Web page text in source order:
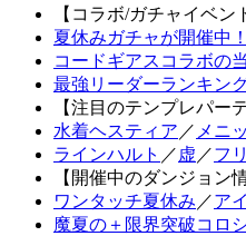
【コラボ/ガチャイベン
夏休みガチャが開催中
コードギアスコラボの
最強リーダーランキン
【注目のテンプレパー
水着ヘスティア ／ メニ
ラインハルト ／ 虚 ／フ
【開催中のダンジョン
ワンタッチ夏休み ／ア
魔夏の＋限界突破コロ